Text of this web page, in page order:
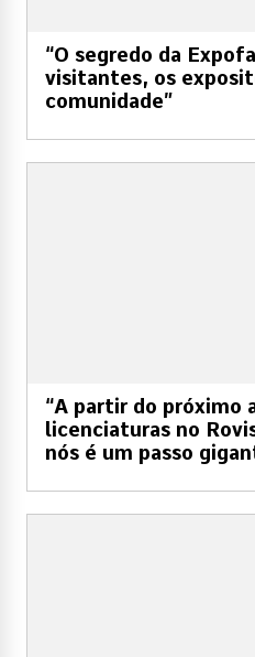
“O segredo da
visitantes, os
comunidade”
“A partir do próximo
licenciaturas no
nós é um passo